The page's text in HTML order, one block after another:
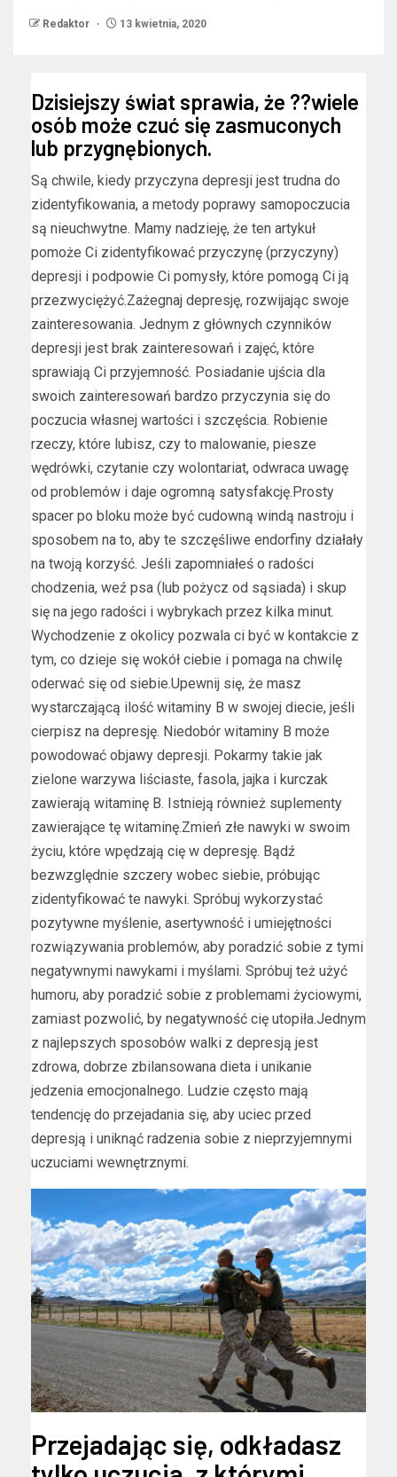
Redaktor 13 kwietnia, 2020
Dzisiejszy świat sprawia, że ??wiele
osób może czuć się zasmuconych
lub przygnębionych.
Są chwile, kiedy przyczyna depresji jest trudna do
zidentyfikowania, a metody poprawy samopoczucia
są nieuchwytne. Mamy nadzieję, że ten artykuł
pomoże Ci zidentyfikować przyczynę (przyczyny)
depresji i podpowie Ci pomysły, które pomogą Ci ją
przezwyciężyć.Zażegnaj depresję, rozwijając swoje
zainteresowania. Jednym z głównych czynników
depresji jest brak zainteresowań i zajęć, które
sprawiają Ci przyjemność. Posiadanie ujścia dla
swoich zainteresowań bardzo przyczynia się do
poczucia własnej wartości i szczęścia. Robienie
rzeczy, które lubisz, czy to malowanie, piesze
wędrówki, czytanie czy wolontariat, odwraca uwagę
od problemów i daje ogromną satysfakcję.Prosty
spacer po bloku może być cudowną windą nastroju i
sposobem na to, aby te szczęśliwe endorfiny działały
na twoją korzyść. Jeśli zapomniałeś o radości
chodzenia, weź psa (lub pożycz od sąsiada) i skup
się na jego radości i wybrykach przez kilka minut.
Wychodzenie z okolicy pozwala ci być w kontakcie z
tym, co dzieje się wokół ciebie i pomaga na chwilę
oderwać się od siebie.Upewnij się, że masz
wystarczającą ilość witaminy B w swojej diecie, jeśli
cierpisz na depresję. Niedobór witaminy B może
powodować objawy depresji. Pokarmy takie jak
zielone warzywa liściaste, fasola, jajka i kurczak
zawierają witaminę B. Istnieją również suplementy
zawierające tę witaminę.Zmień złe nawyki w swoim
życiu, które wpędzają cię w depresję. Bądź
bezwzględnie szczery wobec siebie, próbując
zidentyfikować te nawyki. Spróbuj wykorzystać
pozytywne myślenie, asertywność i umiejętności
rozwiązywania problemów, aby poradzić sobie z tymi
negatywnymi nawykami i myślami. Spróbuj też użyć
humoru, aby poradzić sobie z problemami życiowymi,
zamiast pozwolić, by negatywność cię utopiła.Jednym
z najlepszych sposobów walki z depresją jest
zdrowa, dobrze zbilansowana dieta i unikanie
jedzenia emocjonalnego. Ludzie często mają
tendencję do przejadania się, aby uciec przed
depresją i uniknąć radzenia sobie z nieprzyjemnymi
uczuciami wewnętrznymi.
Przejadając się, odkładasz